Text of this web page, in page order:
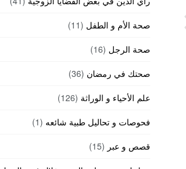
صحة الأم و الطفل (11)
صحة الرجل (16)
صحتك في رمضان (36)
علم الأحياء و الوراثة (126)
فحوصات و تحاليل طبية شائعه (1)
قصص و عبر (15)